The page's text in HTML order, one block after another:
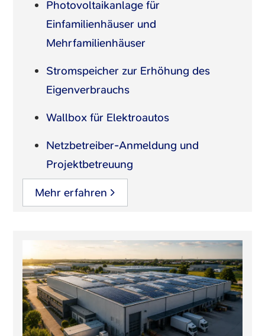
Photovoltaikanlage für
Einfamilienhäuser und
Mehrfamilienhäuser
Stromspeicher zur Erhöhung des
Eigenverbrauchs
Wallbox für Elektroautos
Netzbetreiber-Anmeldung und
Projektbetreuung
Mehr erfahren